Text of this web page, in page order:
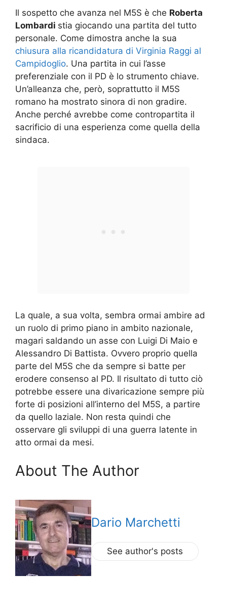
Il sospetto che avanza nel M5S è che Roberta
Lombardi stia giocando una partita del tutto
personale. Come dimostra anche la sua
chiusura alla ricandidatura di Virginia Raggi al
Campidoglio. Una partita in cui l’asse
preferenziale con il PD è lo strumento chiave.
Un’alleanza che, però, soprattutto il M5S
romano ha mostrato sinora di non gradire.
Anche perché avrebbe come contropartita il
sacrificio di una esperienza come quella della
sindaca.
La quale, a sua volta, sembra ormai ambire ad
un ruolo di primo piano in ambito nazionale,
magari saldando un asse con Luigi Di Maio e
Alessandro Di Battista. Ovvero proprio quella
parte del M5S che da sempre si batte per
erodere consenso al PD. Il risultato di tutto ciò
potrebbe essere una divaricazione sempre più
forte di posizioni all’interno del M5S, a partire
da quello laziale. Non resta quindi che
osservare gli sviluppi di una guerra latente in
atto ormai da mesi.
About The Author
Dario Marchetti
See author's posts